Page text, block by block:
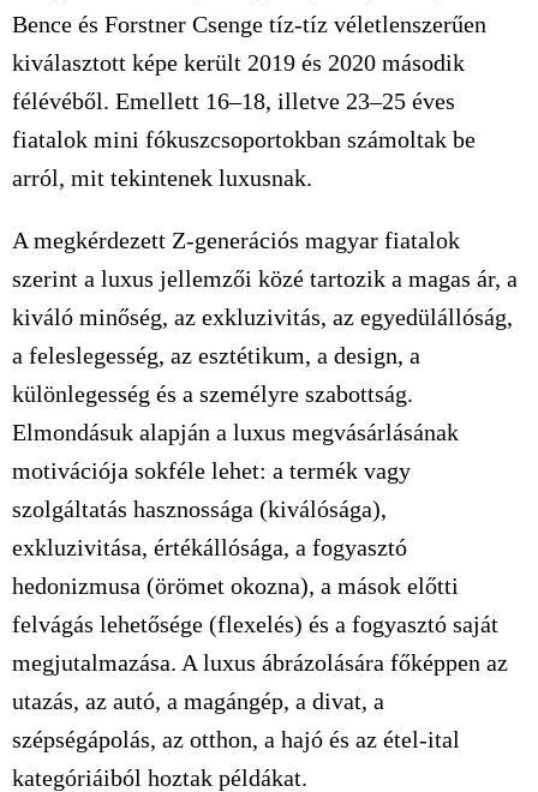
Bence és Forstner Csenge tíz-tíz véletlenszerűen
kiválasztott képe került 2019 és 2020 második
félévéből. Emellett 16–18, illetve 23–25 éves
fiatalok mini fókuszcsoportokban számoltak be
arról, mit tekintenek luxusnak.
A megkérdezett Z-generációs magyar fiatalok
szerint a luxus jellemzői közé tartozik a magas ár, a
kiváló minőség, az exkluzivitás, az egyedülállóság,
a feleslegesség, az esztétikum, a design, a
különlegesség és a személyre szabottság.
Elmondásuk alapján a luxus megvásárlásának
motivációja sokféle lehet: a termék vagy
szolgáltatás hasznossága (kiválósága),
exkluzivitása, értékállósága, a fogyasztó
hedonizmusa (örömet okozna), a mások előtti
felvágás lehetősége (flexelés) és a fogyasztó saját
megjutalmazása. A luxus ábrázolására főképpen az
utazás, az autó, a magángép, a divat, a
szépségápolás, az otthon, a hajó és az étel-ital
kategóriáiból hoztak példákat.